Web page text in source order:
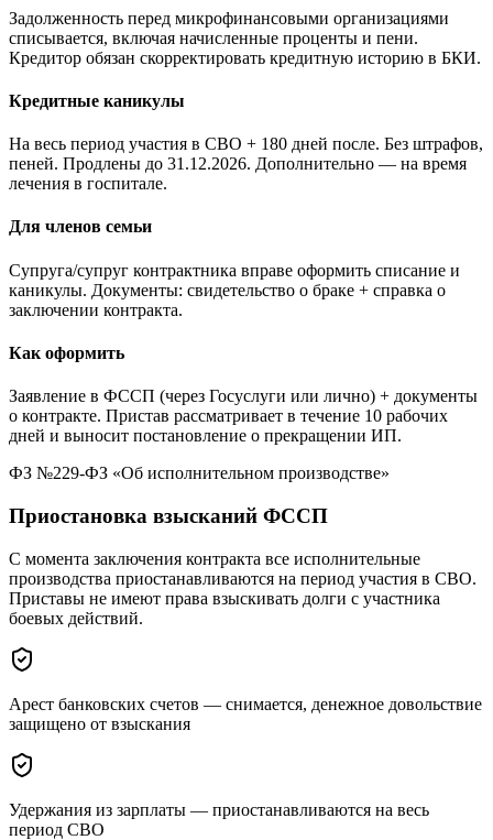
Задолженность перед микрофинансовыми организациями
списывается, включая начисленные проценты и пени.
Кредитор обязан скорректировать кредитную историю в БКИ.
Кредитные каникулы
На весь период участия в СВО + 180 дней после. Без штрафов,
пеней. Продлены до 31.12.2026. Дополнительно — на время
лечения в госпитале.
Для членов семьи
Супруга/супруг контрактника вправе оформить списание и
каникулы. Документы: свидетельство о браке + справка о
заключении контракта.
Как оформить
Заявление в ФССП (через Госуслуги или лично) + документы
о контракте. Пристав рассматривает в течение 10 рабочих
дней и выносит постановление о прекращении ИП.
ФЗ №229-ФЗ «Об исполнительном производстве»
Приостановка взысканий ФССП
С момента заключения контракта все исполнительные
производства приостанавливаются на период участия в СВО.
Приставы не имеют права взыскивать долги с участника
боевых действий.
Арест банковских счетов — снимается, денежное довольствие
защищено от взыскания
Удержания из зарплаты — приостанавливаются на весь
период СВО